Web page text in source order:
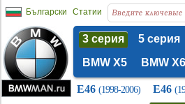
Български Статии
3 серия 5 серия
BMW X5
BMW X6
E46 (1998-2006) E46